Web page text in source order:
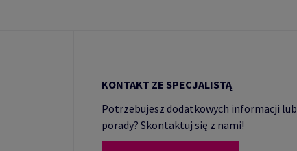
KONTAKT ZE SPECJALISTĄ
Potrzebujesz dodatkowych informacji lub
porady? Skontaktuj się z nami!